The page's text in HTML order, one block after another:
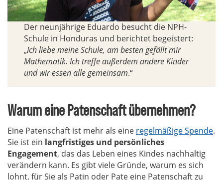
Der neunjährige Eduardo besucht die NPH-
Schule in Honduras und berichtet begeistert:
„Ich liebe meine Schule, am besten gefällt mir
Mathematik. Ich treffe außerdem andere Kinder
und wir essen alle gemeinsam.“
Warum eine Patenschaft übernehmen?
Eine Patenschaft ist mehr als eine regelmäßige Spende.
Sie ist ein langfristiges und persönliches
Engagement, das das Leben eines Kindes nachhaltig
verändern kann. Es gibt viele Gründe, warum es sich
lohnt, für Sie als Patin oder Pate eine Patenschaft zu